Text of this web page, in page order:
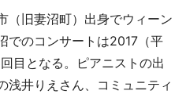
旧妻沼町）出身でウィーン
でのコンサートは2017（平
目となる。ピアニストの出
浅井りえさん、コミュニティ